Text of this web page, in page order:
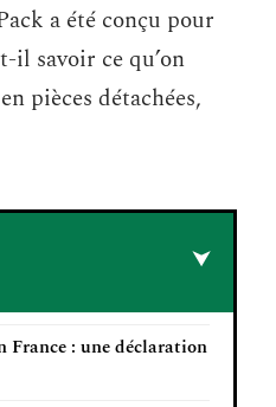
a été conçu pour
savoir ce qu’on
pièces détachées,
France : une déclaration